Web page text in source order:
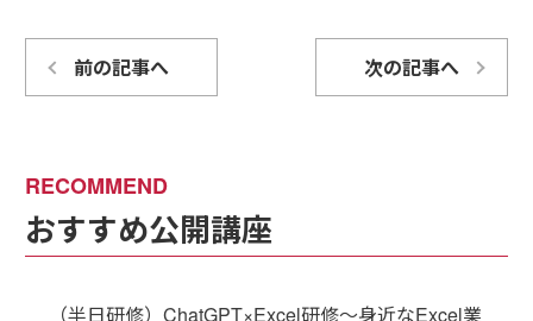
前の記事へ 次の記事へ
おすすめ公開講座
（半日研修）ChatGPT×Excel研修～身近なExcel業